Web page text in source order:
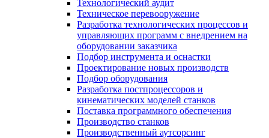
Технологический аудит
Техническое перевооружение
Разработка технологических процессов и
управляющих программ с внедрением на
оборудовании заказчика
Подбор инструмента и оснастки
Проектирование новых производств
Подбор оборудования
Разработка постпроцессоров и
кинематических моделей станков
Поставка программного обеспечения
Производство станков
Производственный аутсорсинг